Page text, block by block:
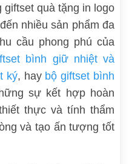
giftset quà tặng in logo
nhiều sản phẩm đa
cầu phong phú của
bình giữ nhiệt và
ký, hay bộ giftset bình
sự kết hợp hoàn
thực và tính thẩm
và tạo ấn tượng tốt